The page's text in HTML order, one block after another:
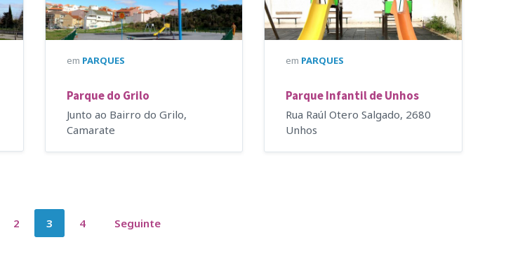
em PARQUES
Parque do Grilo
Junto ao Bairro do Grilo,
Camarate
em PARQUES
Parque Infantil de Unhos
Rua Raúl Otero Salgado, 2680
Unhos
2 3 4 Seguinte